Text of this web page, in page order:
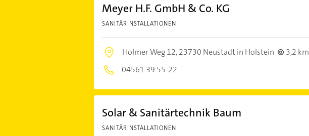
Meyer H.F. GmbH & Co. KG
SANITÄRINSTALLATIONEN
Holmer Weg 12,23730 Neustadt in Holstein
3,2 km
04561 39 55-22
Solar & Sanitärtechnik Baum
SANITÄRINSTALLATIONEN